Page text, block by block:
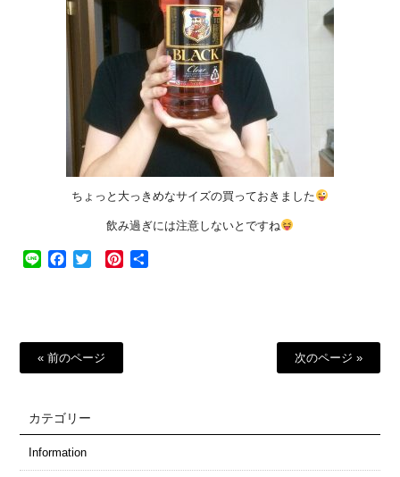
ちょっと大っきめなサイズの買っておきました
飲み過ぎには注意しないとですね
Line Facebook
Twitter Pinterest
« 前のページ 次のページ »
カテゴリー
Information